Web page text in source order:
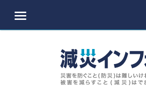
MENU